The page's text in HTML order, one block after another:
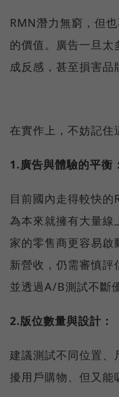
RMN潛力無窮，但
的價值。廣告一旦太
成反感，甚至損害品
在實作上，不妨記住
1.廣告與體驗的平衡：
目前國內走得較快
為本來就擁有大量線
家的零售商更容易
新營收，仍需審慎評
並透過A/B測試不斷
2.版位數量與設計：
建議測試不同位置、
擾用戶購物、但又能